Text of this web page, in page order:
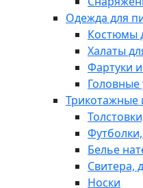
Одежда для
Костюмы
Халаты
Фартуки
Трикотажные
Белье
Свитера,
Носки